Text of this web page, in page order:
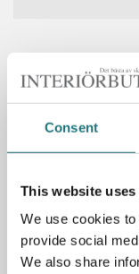
Consent
This website
We use cookies
provide social
We also share
Spara som
Artikelnummer